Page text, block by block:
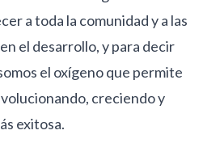
a toda la comunidad y a las
el desarrollo, y para decir
el oxígeno que permite
creciendo y
exitosa.